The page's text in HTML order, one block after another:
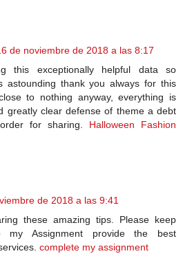
de noviembre de 2018 a las 8:17
this exceptionally helpful data so
astounding thank you always for this
to nothing anyway, everything is
greatly clear defense of theme a debt
for sharing. Halloween Fashion
de 2018 a las 9:41
these amazing tips. Please keep
my Assignment provide the best
complete my assignment